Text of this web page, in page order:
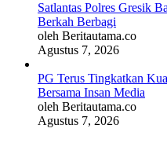
Satlantas Polres Gresik
Berkah Berbagi
oleh Beritautama.co
Agustus 7, 2026
PG Terus Tingkatkan
Bersama Insan Media
oleh Beritautama.co
Agustus 7, 2026